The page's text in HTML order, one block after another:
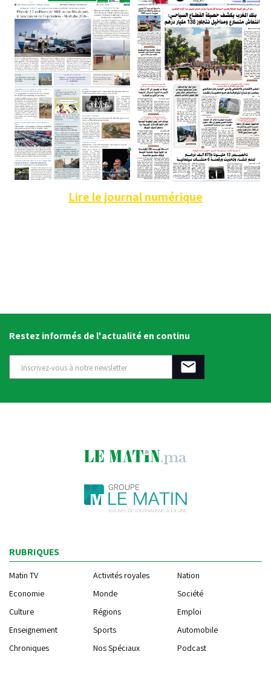
Lire le journal numérique
Restez informés de l'actualité en continu
RUBRIQUES
Matin TV Activités royales
Nation
Economie
Monde
Société
Culture
Régions
Emploi
Enseignement
Sports
Automobile
Chroniques
Nos Spéciaux Podcast